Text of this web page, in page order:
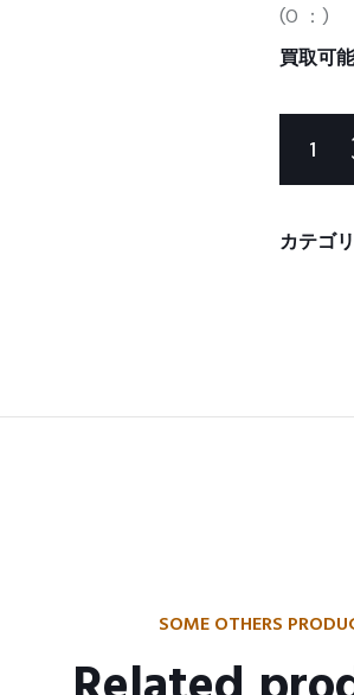
(0 ：)
買取可
カテゴ
SOME OTHERS